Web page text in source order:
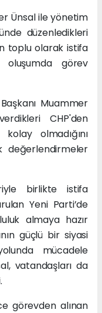
Ünsal ile yönetim
düzenledikleri
toplu olarak istifa
görev
Muammer
CHP'den
kolay olmadığını
değerlendirmeler
birlikte istifa
Yeni Parti’de
almaya hazır
güçlü bir siyasi
mücadele
vatandaşları da
görevden alınan